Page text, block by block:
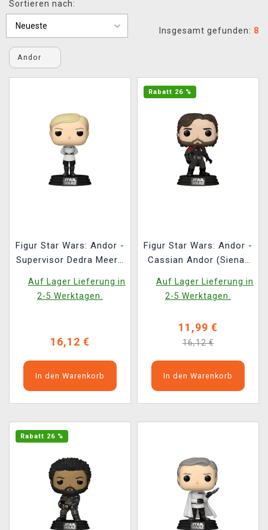
XZONE CLUB
Sortieren nach:
Insgesamt gefunden: 8
Andor
Figur Star Wars: Andor -
Supervisor Dedra Meero
784)
Auf Lager Lieferung in
2-5 Werktagen.
16,12 €
In den Warenkorb
Rabatt 26 %
Figur Star Wars: Andor -
Cassian Andor (Sienar
Disney 782)
Auf Lager Lieferung in
2-5 Werktagen.
11,99 €
16,12 €
In den Warenkorb
Rabatt 26 %